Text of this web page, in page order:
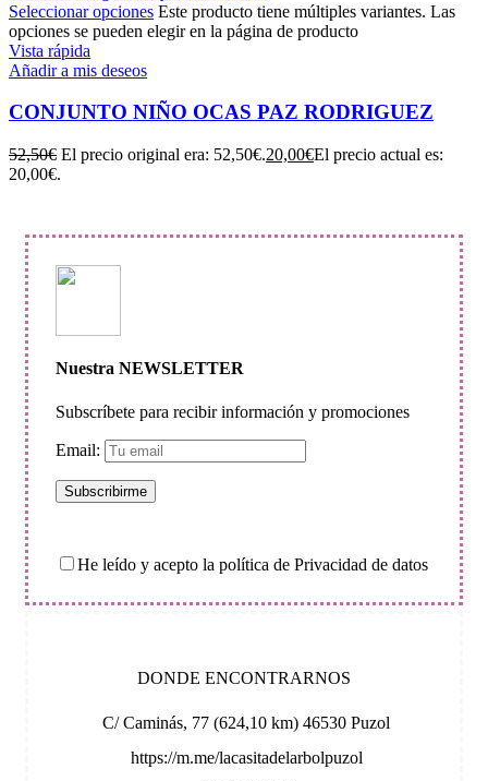
Seleccionar opciones Este producto tiene múltiples variantes. Las
opciones se pueden elegir en la página de producto
Vista rápida
Añadir a mis deseos
CONJUNTO NIÑO OCAS PAZ RODRIGUEZ
52,50€ El precio original era: 52,50€.20,00€El precio actual es:
20,00€.
Nuestra NEWSLETTER
Subscríbete para recibir información y promociones
Email:
He leído y acepto la política de Privacidad de datos
DONDE ENCONTRARNOS
C/ Caminás, 77 (624,10 km) 46530 Puzol
https://m.me/lacasitadelarbolpuzol